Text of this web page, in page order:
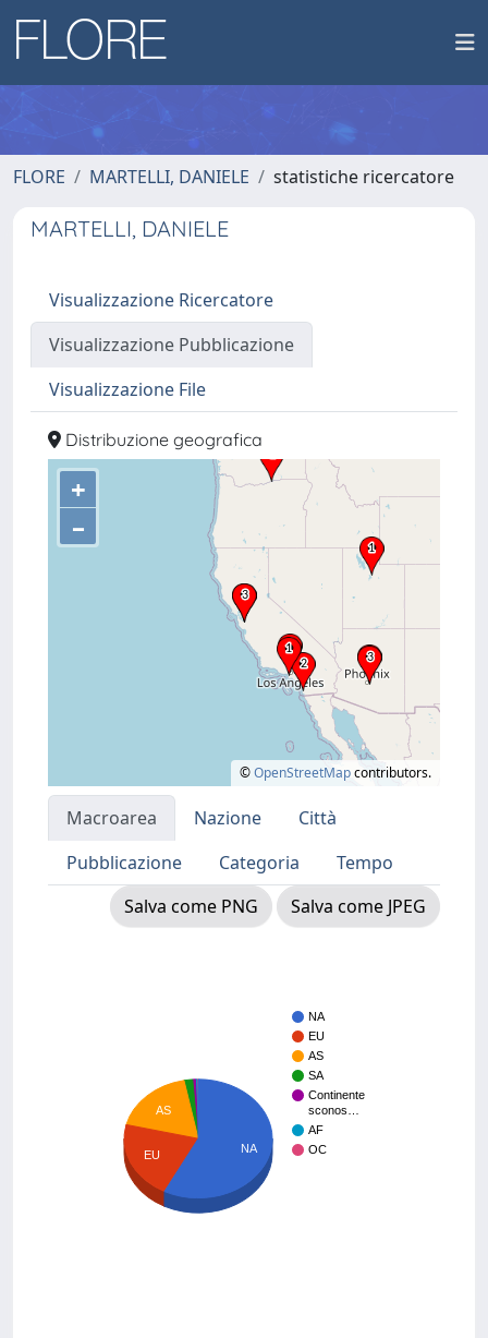
FLORE MARTELLI, DANIELE statistiche ricercatore
MARTELLI, DANIELE
Visualizzazione Ricercatore
Visualizzazione Pubblicazione
Visualizzazione File
Distribuzione geografica
+
–
©OpenStreetMapcontributors.
Macroarea Nazione
Città
Pubblicazione
Categoria
Tempo
Salva come PNG
Salva come JPEG
NA
EU
AS
SA
Continente
sconos…
AF
OC
AS
EU
NA